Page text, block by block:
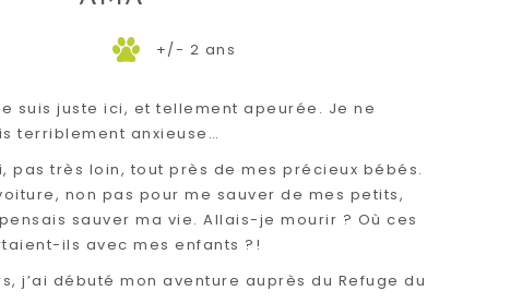
+/- 2 ans
suis juste ici, et tellement apeurée. Je ne
terriblement anxieuse…
pas très loin, tout près de mes précieux bébés.
non pas pour me sauver de mes petits,
sauver ma vie. Allais-je mourir ? Où ces
ils avec mes enfants ?!
j’ai débuté mon aventure auprès du Refuge du